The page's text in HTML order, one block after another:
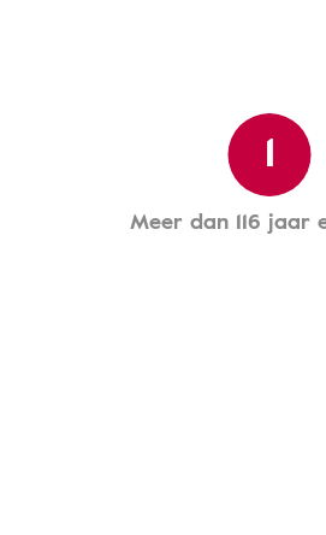
1
Meer dan 116 jaar